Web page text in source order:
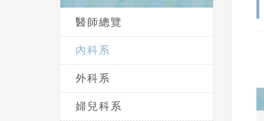
醫師總覽
內科系
外科系
婦兒科系